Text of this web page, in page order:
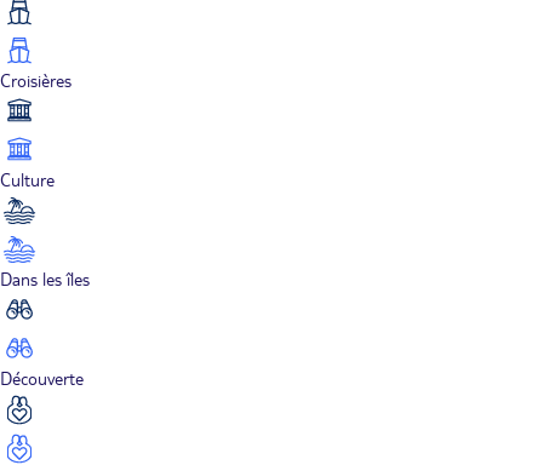
Croisières
Culture
Dans les îles
Découverte